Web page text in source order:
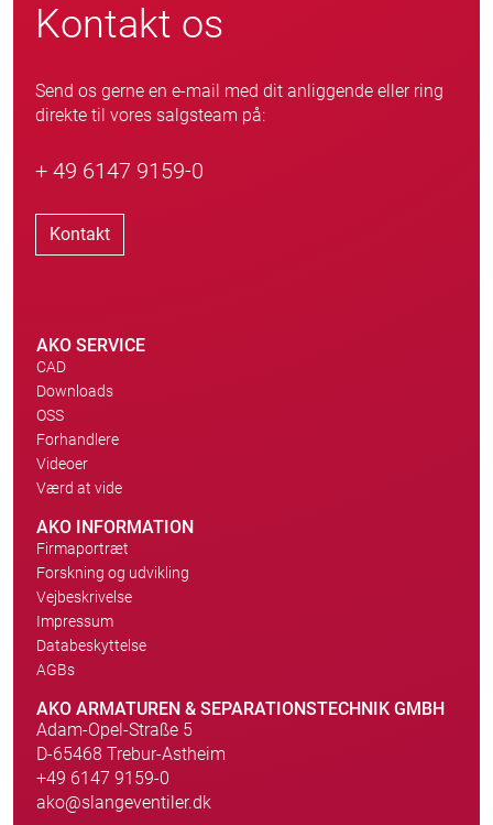
Kontakt os
Send os gerne en e-mail med dit anliggende eller ring
direkte til vores salgsteam på:
+ 49 6147 9159-0
Kontakt
AKO SERVICE
CAD
Downloads
OSS
Forhandlere
Videoer
Værd at vide
AKO INFORMATION
Firmaportræt
Forskning og udvikling
Vejbeskrivelse
Impressum
Databeskyttelse
AGBs
AKO ARMATUREN & SEPARATIONSTECHNIK GMBH
Adam-Opel-Straße 5
D-65468 Trebur-Astheim
+49 6147 9159-0
ako@slangeventiler.dk